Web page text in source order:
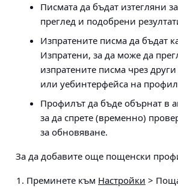
Писмата да бъдат изтегляни
преглед и подобрени
Изпратените писма да бъдат
Изпратени, за да може да
изпратените писма чрез
или уебинтерфейса на
Профилът да бъде обърнат в
за да спрете (временно)
за обновяване.
За да добавите още пощенски
Преминете към Настройки >